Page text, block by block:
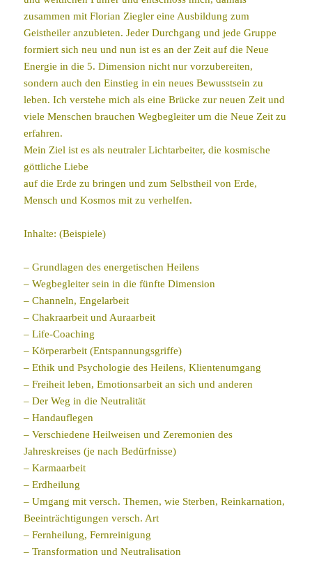
zusammen mit Florian Ziegler eine Ausbildung zum
Geistheiler anzubieten. Jeder Durchgang und jede Gruppe
formiert sich neu und nun ist es an der Zeit auf die Neue
Energie in die 5. Dimension nicht nur vorzubereiten,
sondern auch den Einstieg in ein neues Bewusstsein zu
leben. Ich verstehe mich als eine Brücke zur neuen Zeit und
viele Menschen brauchen Wegbegleiter um die Neue Zeit zu
erfahren.
Mein Ziel ist es als neutraler Lichtarbeiter, die kosmische
göttliche Liebe
auf die Erde zu bringen und zum Selbstheil von Erde,
Mensch und Kosmos mit zu verhelfen.
Inhalte: (Beispiele)
– Grundlagen des energetischen Heilens
– Wegbegleiter sein in die fünfte Dimension
– Channeln, Engelarbeit
– Chakraarbeit und Auraarbeit
– Life-Coaching
– Körperarbeit (Entspannungsgriffe)
– Ethik und Psychologie des Heilens, Klientenumgang
– Freiheit leben, Emotionsarbeit an sich und anderen
– Der Weg in die Neutralität
– Handauflegen
– Verschiedene Heilweisen und Zeremonien des
Jahreskreises (je nach Bedürfnisse)
– Karmaarbeit
– Erdheilung
– Umgang mit versch. Themen, wie Sterben, Reinkarnation,
Beeinträchtigungen versch. Art
– Fernheilung, Fernreinigung
– Transformation und Neutralisation